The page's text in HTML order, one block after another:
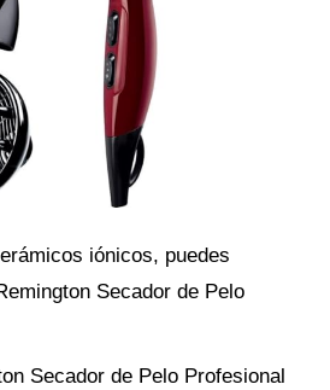
iónicos, puedes
Secador de Pelo
Secador de Pelo Profesional